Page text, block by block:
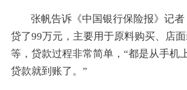
张帆告诉《中国银行保险报》记
贷了99万元，主要用于原料购买、店
等，贷款过程非常简单，“都是从手机
贷款就到账了。”